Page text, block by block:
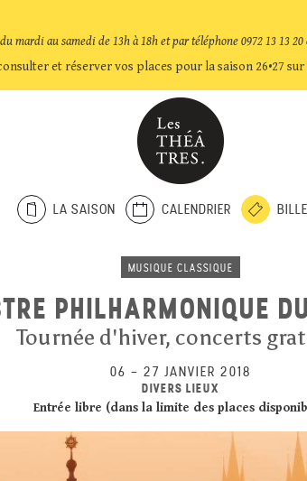
mardi au samedi de 13h à 18h et par téléphone 0972 13 13
et réserver vos places pour la saison 26•27 sur
LA SAISON CALENDRIER
MUSIQUE CLASSIQUE
PHILHARMONIQUE
Tournée d'hiver, concerts
06 – 27 JANVIER 2018
DIVERS LIEUX
Entrée libre (dans la limite des places